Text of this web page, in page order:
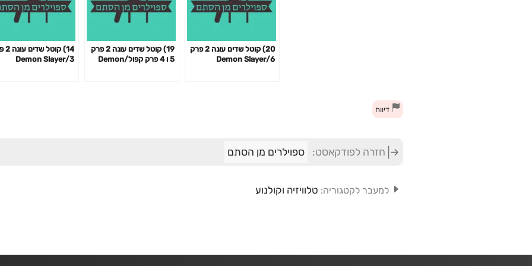
20) קוטל שדים עונה 2 פרק
6/Demon Slayer
19) קוטל שדים עונה 2 פרק
5 ו 4 פרק קפול/Demon
14)
3/Demon Slayer
דיווח
חזרה לפודקאסט: ספוילרים מן הסתם
למעבר לקטגוריה: טלוויזיה וקולנוע